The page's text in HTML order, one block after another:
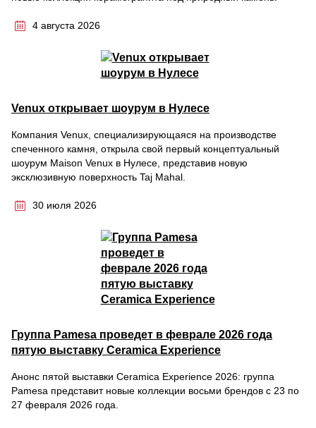
4 августа 2026
Venux открывает шоурум в Нулесе
Компания Venux, специализирующаяся на производстве
спеченного камня, открыла свой первый концептуальный
шоурум Maison Venux в Нулесе, представив новую
эксклюзивную поверхность Taj Mahal.
30 июля 2026
Группа Pamesa проведет в феврале 2026 года
пятую выставку Ceramica Experience
Анонс пятой выставки Ceramica Experience 2026: группа
Pamesa представит новые коллекции восьми брендов с 23 по
27 февраля 2026 года.